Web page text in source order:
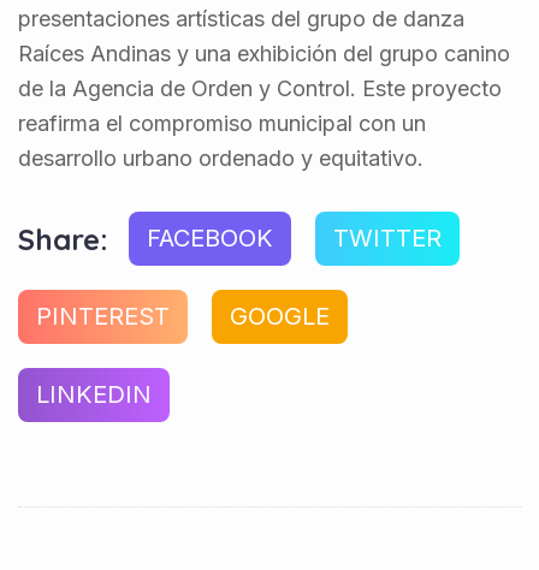
presentaciones artísticas del grupo de danza
Raíces Andinas y una exhibición del grupo canino
de la Agencia de Orden y Control. Este proyecto
reafirma el compromiso municipal con un
desarrollo urbano ordenado y equitativo.
Share: FACEBOOK TWITTER
PINTEREST GOOGLE
LINKEDIN